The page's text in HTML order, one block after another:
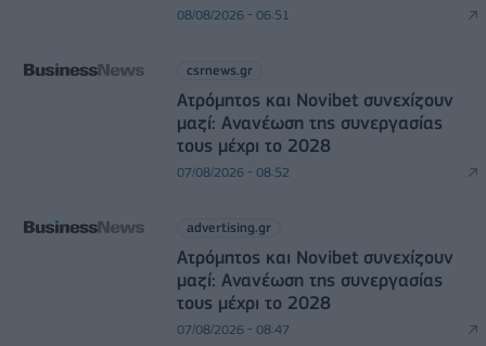
08/08/2026 - 06:51
csrnews.gr
Ατρόμητος και Novibet συνεχίζουν
μαζί: Ανανέωση της συνεργασίας
τους μέχρι το 2028
07/08/2026 - 08:52
advertising.gr
Ατρόμητος και Novibet συνεχίζουν
μαζί: Ανανέωση της συνεργασίας
τους μέχρι το 2028
07/08/2026 - 08:47